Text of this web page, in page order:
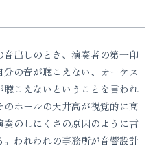
出しのとき、演奏者の第一印
の音が聴こえない、オーケス
聴こえないということを言われ
ホールの天井高が視覚的に高
のしにくさの原因のように言
われわれの事務所が音響設計